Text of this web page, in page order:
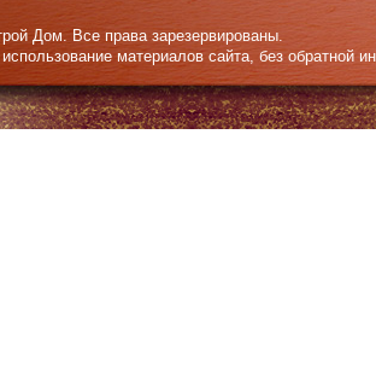
Дом. Все права зарезервированы.
материалов сайта, без обратной